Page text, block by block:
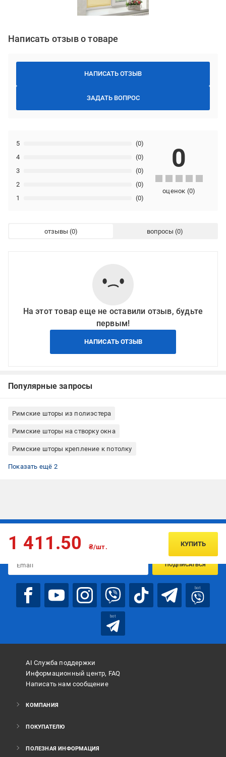
Написать отзыв о товаре
НАПИСАТЬ ОТЗЫВ
ЗАДАТЬ ВОПРОС
1 (0)
2 (0)
3 (0)
4 (0)
5 (0)
0
оценок (0)
отзывы вопросы
На этот товар еще не оставили отзыв, будьте
первым!
НАПИСАТЬ ОТЗЫВ
Популярные запросы
Римские шторы из полиэстера
Римские шторы на створку окна
Римские шторы крепление к потолку
Римские шторы крепление к стене
Римские шторы Rollotex
Показать ещё 2
1 411.50 ₴/шт. КУПИТЬ
Подписывайтесь, чтобы узнавать первым об акцияx и
ПОДПИСАТЬСЯ
bot
bot
AI Служба поддержки
Информационный центр, FAQ
Написать нам сообщение
КОМПАНИЯ
ПОКУПАТЕЛЮ
ПОЛЕЗНАЯ ИНФОРМАЦИЯ